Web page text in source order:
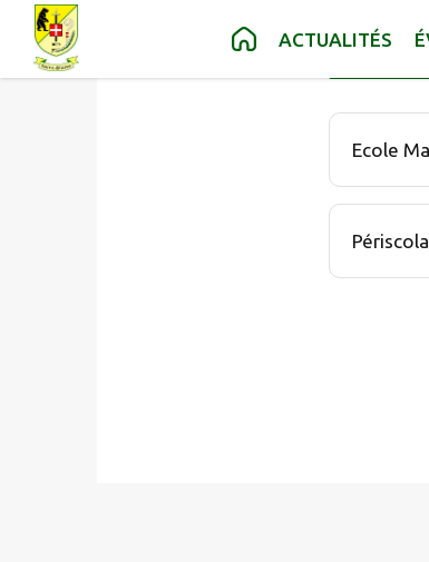
Contenu Recherche Pied de
ACTUALITÉS
Ecole